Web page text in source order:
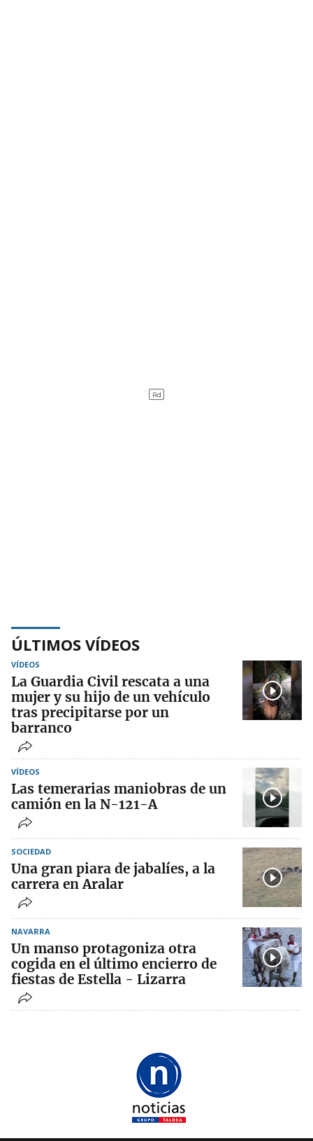
ÚLTIMOS VÍDEOS
VÍDEOS
La Guardia Civil rescata a una
mujer y su hijo de un vehículo
tras precipitarse por un
barranco
VÍDEOS
Las temerarias maniobras de un
camión en la N-121-A
SOCIEDAD
Una gran piara de jabalíes, a la
carrera en Aralar
NAVARRA
Un manso protagoniza otra
cogida en el último encierro de
fiestas de Estella - Lizarra